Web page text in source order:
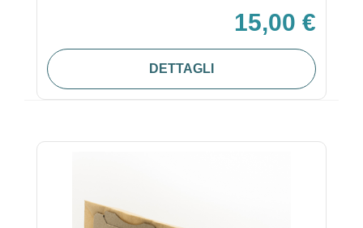
15,00 €
DETTAGLI